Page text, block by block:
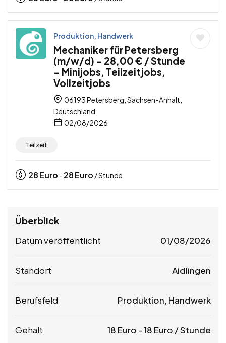
Produktion, Handwerk
Mechaniker für Petersberg
(m/w/d) – 28,00 € / Stunde
– Minijobs, Teilzeitjobs,
Vollzeitjobs
06193 Petersberg, Sachsen-Anhalt,
Deutschland
02/08/2026
Teilzeit
28Euro - 28Euro / Stunde
Überblick
Datum veröffentlicht 01/08/2026
Standort Aidlingen
Berufsfeld Produktion, Handwerk
Gehalt 18 Euro -18 Euro / Stunde